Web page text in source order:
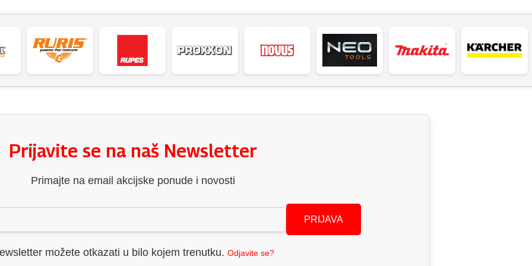
Prijavite se na naš Newsletter
Primajte na email akcijske ponude i novosti
PRIJAVA
možete otkazati u bilo kojem trenutku. Odjavite se?